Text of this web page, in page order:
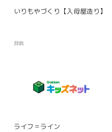
いりもやづくり【入母屋造り】
辞典
ライフ＝ライン